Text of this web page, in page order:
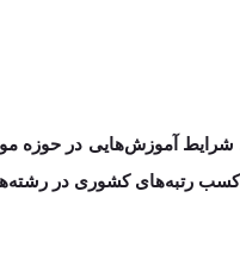
شرایط آموزش‌هایی در حوزه
کسب رتبه‌­های کشوری در